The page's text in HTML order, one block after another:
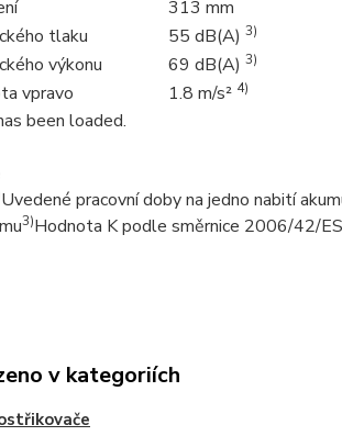
313 mm
tlaku
55 dB(A) 3)
výkonu 69 dB(A) 3)
vpravo 1.8 m/s² 4)
been loaded.
Uvedené pracovní doby na jedno nabití
3)Hodnota K podle směrnice 2006/42/
v kategoriích